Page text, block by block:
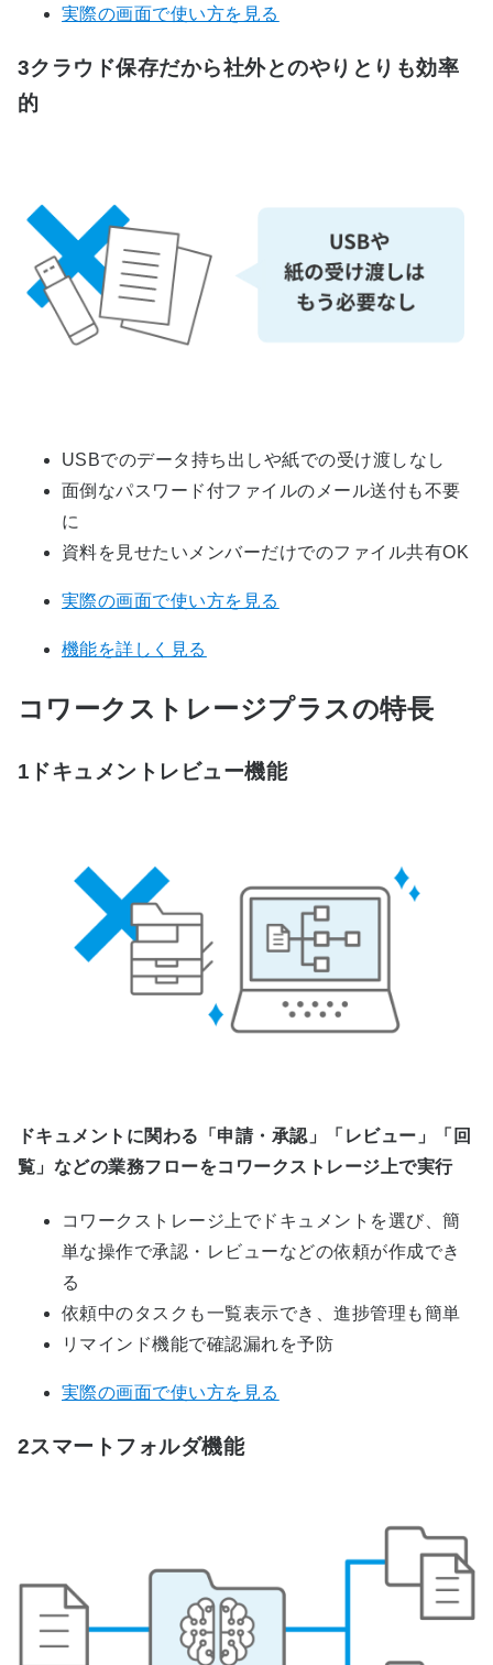
実際の画面で使い方を見る
3クラウド保存だから社外とのやりとりも効率
的
USBでのデータ持ち出しや紙での受け渡しなし
面倒なパスワード付ファイルのメール送付も不要
に
資料を見せたいメンバーだけでのファイル共有OK
実際の画面で使い方を見る
機能を詳しく見る
コワークストレージプラスの特長
1 ドキュメントレビュー機能
ドキュメントに関わる「申請・承認」「レビュー」「回
覧」などの業務フローをコワークストレージ上で実行
コワークストレージ上でドキュメントを選び、簡
単な操作で承認・レビューなどの依頼が作成でき
る
依頼中のタスクも一覧表示でき、進捗管理も簡単
リマインド機能で確認漏れを予防
実際の画面で使い方を見る
2スマートフォルダ機能